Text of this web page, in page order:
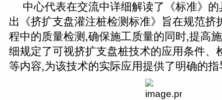
中心代表在交流中详细解读了《标准》
出《挤扩支盘灌注桩检测标准》旨在规范挤
程中的质量检测,确保施工质量的同时,提高
细规定了可视挤扩支盘桩技术的应用条件、
等内容,为该技术的实际应用提供了明确的指